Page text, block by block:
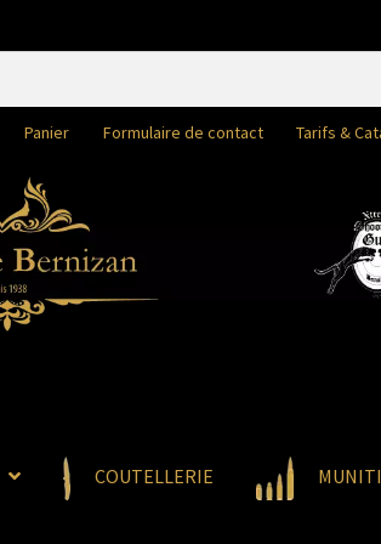
Panier Formulaire de contact Tarifs &
COUTELLERIE